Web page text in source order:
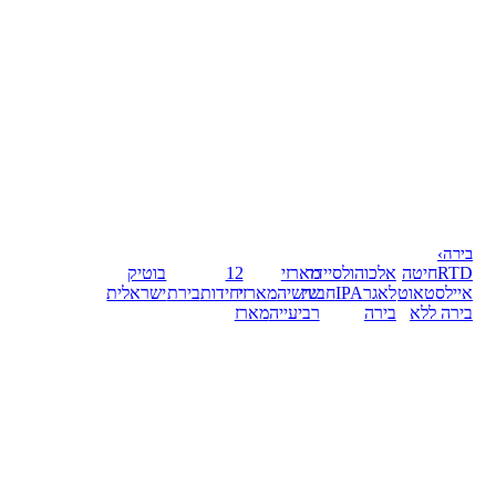
בירה›
RTDחיטה
איילסטאוט
בירה ללא
אלכוהולסיידר
לאגרIPAחבית
בירה
מארזי
שישיהמארזי
רביעייהמארז
12
יחידותבירת
בוטיק
ישראלית